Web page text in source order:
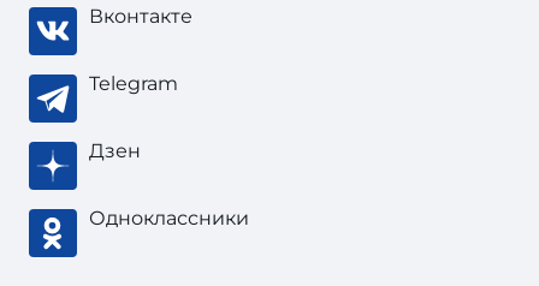
Вконтакте
Telegram
Дзен
Одноклассники